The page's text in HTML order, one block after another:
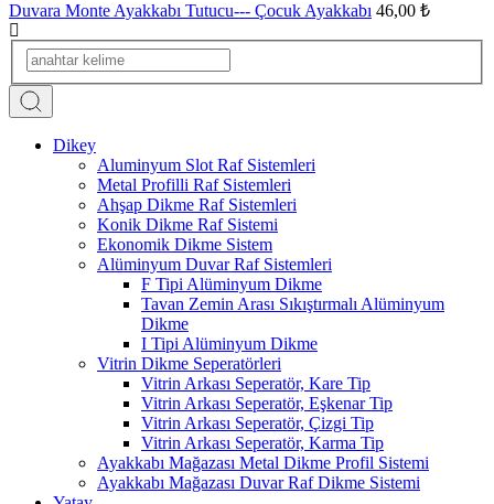
Duvara Monte Ayakkabı Tutucu--- Çocuk Ayakkabı 46,00 ₺
Dikey
Aluminyum Slot Raf Sistemleri
Metal Profilli Raf Sistemleri
Ahşap Dikme Raf Sistemleri
Konik Dikme Raf Sistemi
Ekonomik Dikme Sistem
Alüminyum Duvar Raf Sistemleri
F Tipi Alüminyum Dikme
Tavan Zemin Arası Sıkıştırmalı Alüminyum
Dikme
I Tipi Alüminyum Dikme
Vitrin Dikme Seperatörleri
Vitrin Arkası Seperatör, Kare Tip
Vitrin Arkası Seperatör, Eşkenar Tip
Vitrin Arkası Seperatör, Çizgi Tip
Vitrin Arkası Seperatör, Karma Tip
Ayakkabı Mağazası Metal Dikme Profil Sistemi
Ayakkabı Mağazası Duvar Raf Dikme Sistemi